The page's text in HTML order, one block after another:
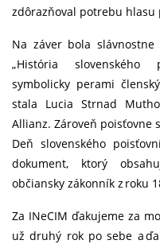
zdôrazňoval potrebu hlasu
Na záver bola
„História slovenského
symbolicky perami
stala Lucia Strnad
Allianz. Zároveň poisťovne
Deň slovenského
dokument, ktorý
občiansky zákonník z roku
Za INeCIM ďakujeme za
už druhý rok po sebe a